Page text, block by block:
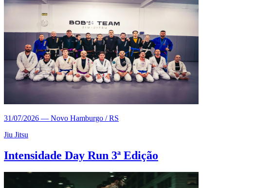
31/07/2026 — Novo Hamburgo / RS
Jiu Jitsu
Intensidade Day Run 3ª Edição